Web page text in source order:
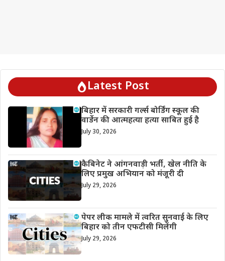
Latest Post
बिहार में सरकारी गर्ल्स बोर्डिंग स्कूल की
वार्डेन की आत्महत्या हत्या साबित हुई है
July 30, 2026
कैबिनेट ने आंगनवाड़ी भर्ती, खेल नीति के
लिए प्रमुख अभियान को मंजूरी दी
July 29, 2026
पेपर लीक मामले में त्वरित सुनवाई के लिए
बिहार को तीन एफटीसी मिलेंगी
July 29, 2026